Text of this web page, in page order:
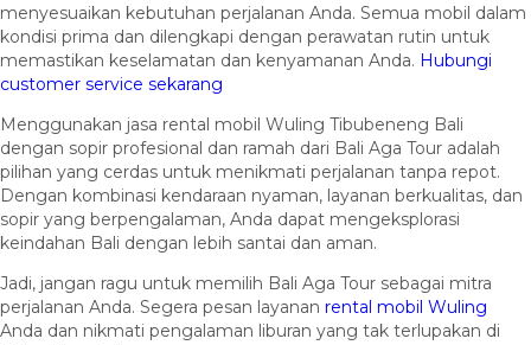
menyesuaikan kebutuhan perjalanan Anda. Semua mobil dalam
kondisi prima dan dilengkapi dengan perawatan rutin untuk
memastikan keselamatan dan kenyamanan Anda. Hubungi
customer service sekarang
Menggunakan jasa rental mobil Wuling Tibubeneng Bali
dengan sopir profesional dan ramah dari Bali Aga Tour adalah
pilihan yang cerdas untuk menikmati perjalanan tanpa repot.
Dengan kombinasi kendaraan nyaman, layanan berkualitas, dan
sopir yang berpengalaman, Anda dapat mengeksplorasi
keindahan Bali dengan lebih santai dan aman.
Jadi, jangan ragu untuk memilih Bali Aga Tour sebagai mitra
perjalanan Anda. Segera pesan layanan rental mobil Wuling
Anda dan nikmati pengalaman liburan yang tak terlupakan di